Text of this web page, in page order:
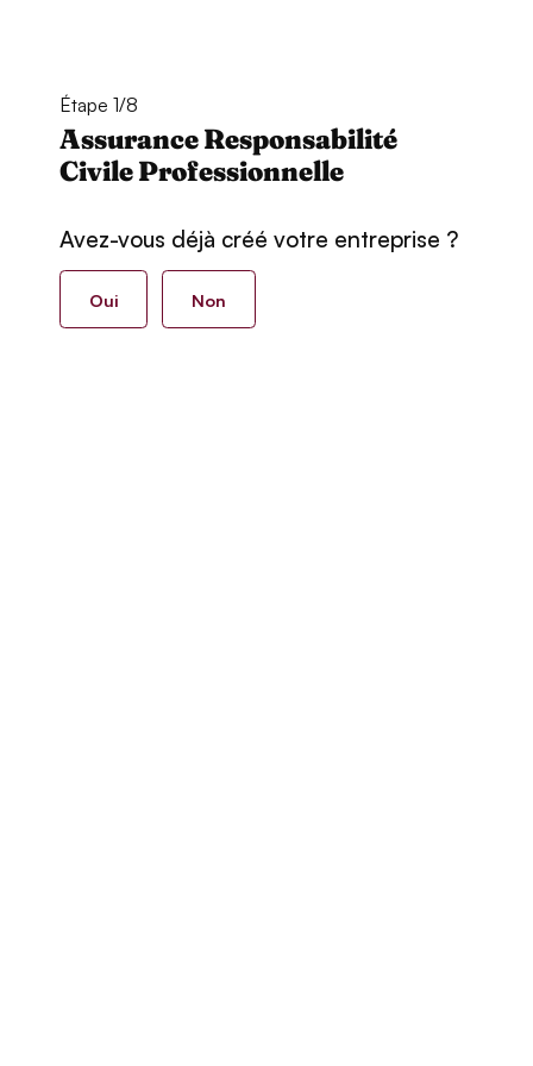
Étape 1/8
Assurance Responsabilité
Civile Professionnelle
Avez-vous déjà créé votre entreprise ?
Oui Non